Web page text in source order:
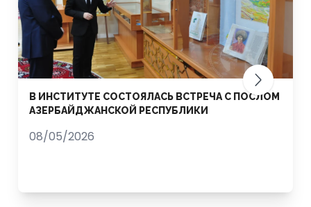
В ИНСТИТУТЕ СОСТОЯЛАСЬ ВСТРЕЧА С ПОСЛОМ
АЗЕРБАЙДЖАНСКОЙ РЕСПУБЛИКИ
08/05/2026